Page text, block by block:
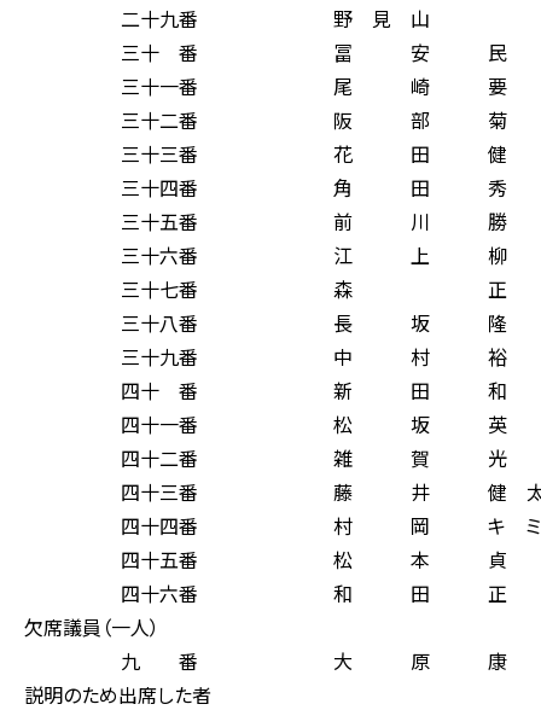
二十九番 野 見 山
三十 番 冨 安 民
三十一番 尾 崎 要
三十二番 阪 部 菊
三十三番 花 田 健
三十四番 角 田 秀
三十五番 前 川 勝
三十六番 江 上 柳
三十七番 森 正
三十八番 長 坂 隆
三十九番 中 村 裕
四十 番 新 田 和
四十一番 松 坂 英
四十二番 雑 賀 光
四十三番 藤 井 健 太
四十四番 村 岡 キ ミ
四十五番 松 本 貞
四十六番 和 田 正
欠席議員（一人）
九 番 大 原 康
説明のため出席した者